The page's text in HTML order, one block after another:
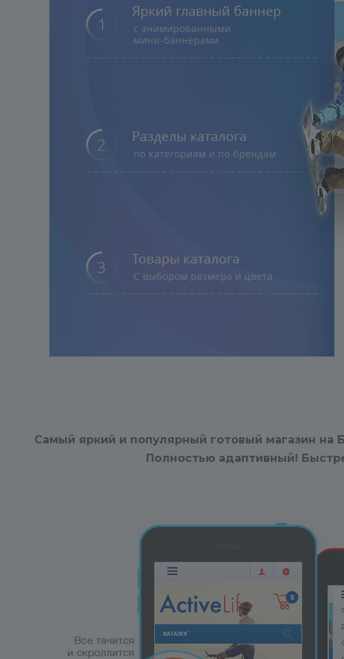
Cамый яркий и популярный готовый магазин на
Полностью адаптивный!